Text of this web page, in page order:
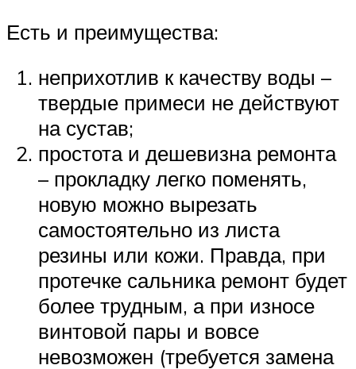
Есть и преимущества:
неприхотлив к качеству воды –
твердые примеси не действуют
на сустав;
простота и дешевизна ремонта
– прокладку легко поменять,
новую можно вырезать
самостоятельно из листа
резины или кожи. Правда, при
протечке сальника ремонт будет
более трудным, а при износе
винтовой пары и вовсе
невозможен (требуется замена